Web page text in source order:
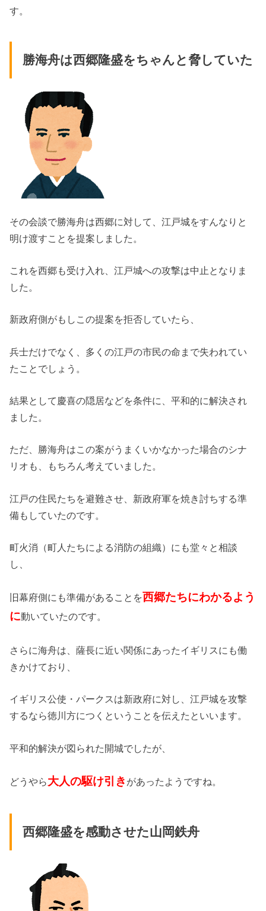
す。
勝海舟は西郷隆盛をちゃんと脅していた
その会談で勝海舟は西郷に対して、江戸城をすんなりと
明け渡すことを提案しました。
これを西郷も受け入れ、江戸城への攻撃は中止となりま
した。
新政府側がもしこの提案を拒否していたら、
兵士だけでなく、多くの江戸の市民の命まで失われてい
たことでしょう。
結果として慶喜の隠居などを条件に、平和的に解決され
ました。
ただ、勝海舟はこの案がうまくいかなかった場合のシナ
リオも、もちろん考えていました。
江戸の住民たちを避難させ、新政府軍を焼き討ちする準
備もしていたのです。
町火消（町人たちによる消防の組織）にも堂々と相談
し、
旧幕府側にも準備があることを西郷たちにわかるよう
に動いていたのです。
さらに海舟は、薩長に近い関係にあったイギリスにも働
きかけており、
イギリス公使・パークスは新政府に対し、江戸城を攻撃
するなら徳川方につくということを伝えたといいます。
平和的解決が図られた開城でしたが、
どうやら大人の駆け引き があったようですね。
西郷隆盛を感動させた山岡鉄舟